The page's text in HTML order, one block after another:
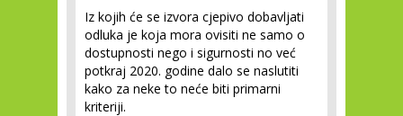
Iz kojih će se izvora cjepivo dobavljati
odluka je koja mora ovisiti ne samo o
dostupnosti nego i sigurnosti no već
potkraj 2020. godine dalo se naslutiti
kako za neke to neće biti primarni
kriteriji.